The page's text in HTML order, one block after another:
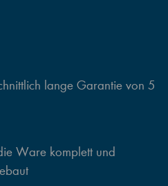
lange Garantie von 5
Ware komplett und